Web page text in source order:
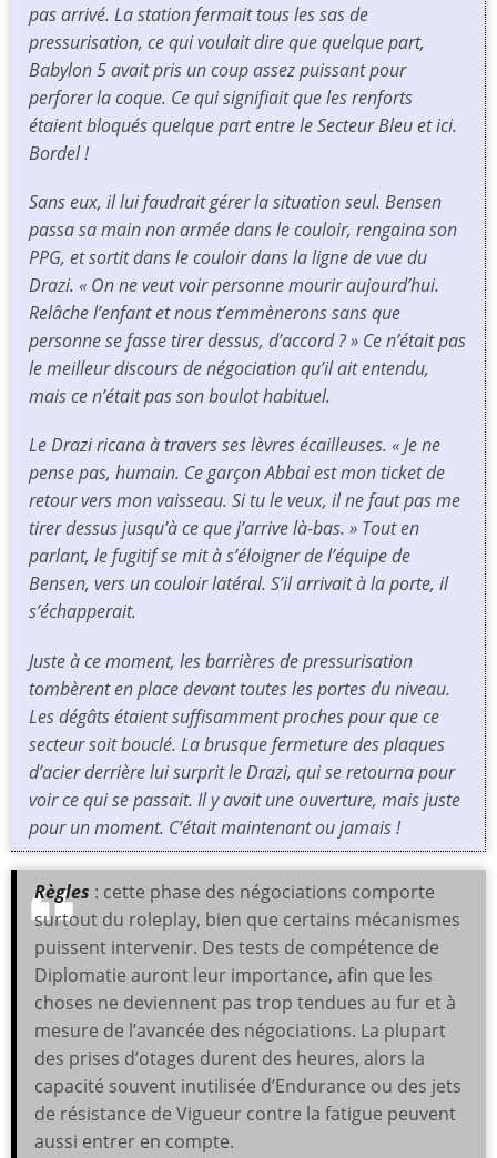
pas arrivé. La station fermait tous les sas de
pressurisation, ce qui voulait dire que quelque part,
Babylon 5 avait pris un coup assez puissant pour
perforer la coque. Ce qui signifiait que les renforts
étaient bloqués quelque part entre le Secteur Bleu et ici.
Bordel !
Sans eux, il lui faudrait gérer la situation seul. Bensen
passa sa main non armée dans le couloir, rengaina son
PPG, et sortit dans le couloir dans la ligne de vue du
Drazi. « On ne veut voir personne mourir aujourd’hui.
Relâche l’enfant et nous t’emmènerons sans que
personne se fasse tirer dessus, d’accord ? » Ce n’était pas
le meilleur discours de négociation qu’il ait entendu,
mais ce n’était pas son boulot habituel.
Le Drazi ricana à travers ses lèvres écailleuses. « Je ne
pense pas, humain. Ce garçon Abbai est mon ticket de
retour vers mon vaisseau. Si tu le veux, il ne faut pas me
tirer dessus jusqu’à ce que j’arrive là-bas. » Tout en
parlant, le fugitif se mit à s’éloigner de l’équipe de
Bensen, vers un couloir latéral. S’il arrivait à la porte, il
s’échapperait.
Juste à ce moment, les barrières de pressurisation
tombèrent en place devant toutes les portes du niveau.
Les dégâts étaient suffisamment proches pour que ce
secteur soit bouclé. La brusque fermeture des plaques
d’acier derrière lui surprit le Drazi, qui se retourna pour
voir ce qui se passait. Il y avait une ouverture, mais juste
pour un moment. C’était maintenant ou jamais !
Règles : cette phase des négociations comporte
surtout du roleplay, bien que certains mécanismes
puissent intervenir. Des tests de compétence de
Diplomatie auront leur importance, afin que les
choses ne deviennent pas trop tendues au fur et à
mesure de l’avancée des négociations. La plupart
des prises d’otages durent des heures, alors la
capacité souvent inutilisée d’Endurance ou des jets
de résistance de Vigueur contre la fatigue peuvent
aussi entrer en compte.